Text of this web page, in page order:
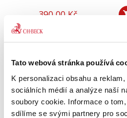
Tato webová stránka používá
K personalizaci obsahu a
sociálních médií a analýze naší
soubory cookie. Informace o
sdílíme se svými partnery pro
390,00 Kč
Publikace přibližuje klíčové
dopravy, tj. ekonomické,
provozovatele. Přináší